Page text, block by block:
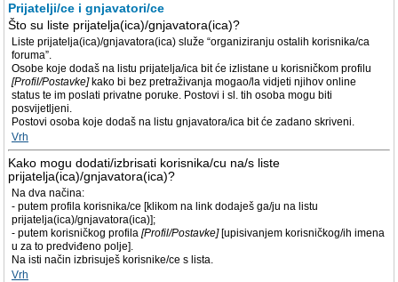
Prijatelji/ce i gnjavatori/ce
Što su liste prijatelja(ica)/gnjavatora(ica)?
Liste prijatelja(ica)/gnjavatora(ica) služe “organiziranju ostalih korisnika/ca
foruma”.
Osobe koje dodaš na listu prijatelja/ica bit će izlistane u korisničkom profilu
[Profil/Postavke]kako bi bez pretraživanja mogao/la vidjeti njihov online
status te im poslati privatne poruke. Postovi i sl. tih osoba mogu biti
posvijetljeni.
Postovi osoba koje dodaš na listu gnjavatora/ica bit će zadano skriveni.
Vrh
Kako mogu dodati/izbrisati korisnika/cu na/s liste
prijatelja(ica)/gnjavatora(ica)?
Na dva načina:
- putem profila korisnika/ce [klikom na link dodaješ ga/ju na listu
prijatelja(ica)/gnjavatora(ica)];
- putem korisničkog profila [Profil/Postavke][upisivanjem korisničkog/ih imena
u za to predviđeno polje].
Na isti način izbrisuješ korisnike/ce s lista.
Vrh